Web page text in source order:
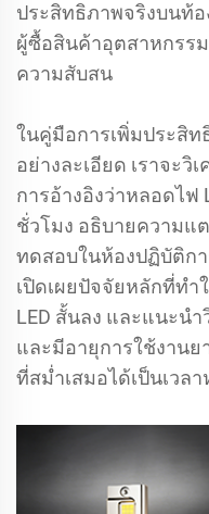
ประสิทธิภาพจริงบนท้
ผู้ซื้อสินค้าอุตสาหกรร
ความสับสน
ในคู่มือการเพิ่มประสิท
อย่างละเอียด เราจะวิ
การอ้างอิงว่าหลอดไฟ
ชั่วโมง อธิบายความแ
ทดสอบในห้องปฏิบัติก
เปิดเผยปัจจัยหลักที่ทำ
LED สั้นลง และแนะน
และมีอายุการใช้งานย
ที่สม่ำเสมอได้เป็นเวล